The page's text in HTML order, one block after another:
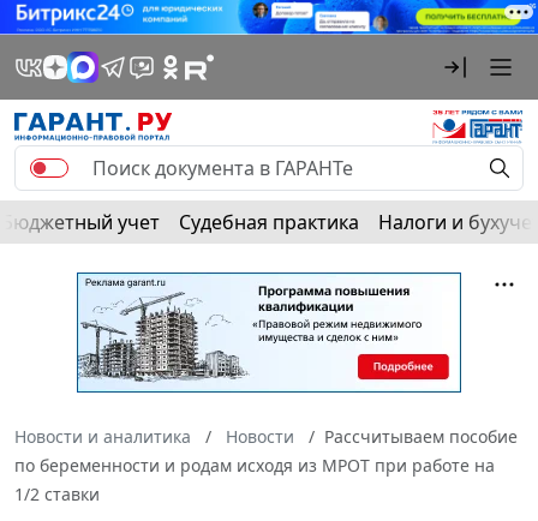
Бюджетный учет Судебная практика Налоги и
Новости и аналитика Новости
Рассчитываем пособие
по беременности и родам исходя из МРОТ при работе на
1/2 ставки